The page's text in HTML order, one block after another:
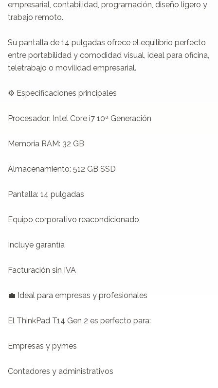
empresarial, contabilidad, programación, diseño ligero y
trabajo remoto.
Su pantalla de 14 pulgadas ofrece el equilibrio perfecto
entre portabilidad y comodidad visual, ideal para oficina,
teletrabajo o movilidad empresarial.
⚙️ Especificaciones principales
Procesador: Intel Core i7 10ª Generación
Memoria RAM: 32 GB
Almacenamiento: 512 GB SSD
Pantalla: 14 pulgadas
Equipo corporativo reacondicionado
Incluye garantía
Facturación sin IVA
💼 Ideal para empresas y profesionales
El ThinkPad T14 Gen 2 es perfecto para:
Empresas y pymes
Contadores y administrativos